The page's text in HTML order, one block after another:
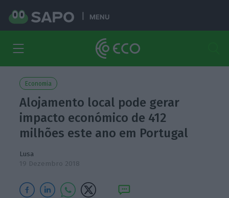
MENU
Economia
Alojamento local pode gerar
impacto económico de 412
milhões este ano em Portugal
Lusa
19 Dezembro 2018